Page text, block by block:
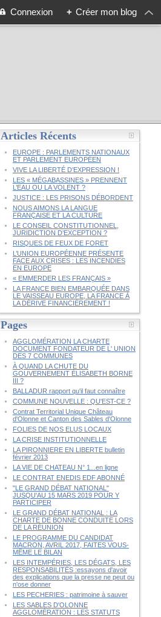
Connexion + Créer mon blog
Articles Récents
EUROPE : PARLEMENTS NATIONAUX
ET PARLEMENT EUROPÉEN
VIVE LA LIBERTÉ D’EXPRESSION !
LES « MÉGABASSINES » PRENNENT
L’EAU OU LA VOLENT ?
JUSTICE : LES PRISONS DÉBORDENT
NOUS AIMONS LA LANGUE
FRANÇAISE ET LA CULTURE
LE CONSEIL CONSTITUTIONNEL,
JURIDICTION D’EXCEPTION ?
RISQUES DE FEUX DE FORET
L’UNION EUROPÉENNE PRÉSENTE
FACE AUX CRISES : LES INCENDIES
EN EUROPE
« EMMERDER LES FRANÇAIS »
LA FRANCE BIEN EMBARQUÉE DANS
LE VAISSEAU EUROPE, LA FRANCE À
LA DÉRIVE FINANCIÈREMENT !
Pages
AGGLOMÉRATION LA CHARTE
DOCUMENT FONDATEUR DE L' UNION
DES 7 COMMUNES
À QUAND LA CHUTE DU
GOUVERNEMENT ÉLISABETH BORNE
III ?
BALLADUR rapport qu'il faut connaître
COMMUNE NOUVELLE : QU'EST-CE ?
Contrat Territorial Unique Château
d'Olonne et Canton des Sables d'Olonne
FOLIES DE NOS ELUS LOCAUX
LA CRISE INSTITUTIONNELLE
LA PIRONNIERE EN LIBERTE bulletin
février 2013
LA VIE DE CHATEAU N° 1...en ligne
LE CONTRAT ENEDIS EDF ABONNÉ
"LE GRAND DÉBAT NATIONAL"
JUSQU'AU 15 MARS 2019 POUR Y
PARTICIPER
LE GRAND DÉBAT NATIONAL : LA
CHARTE DE BONNE CONDUITE LORS
DE LA RÉUNION
LE PROGRAMME DU CANDIDAT
MACRON, AVRIL 2017, FAITES VOUS-
MÊME LE BILAN
LES INTEMPÉRIES, LES DÉGATS, LES
RESPONSABILITÉS :essayons d'avoir
des explications que la presse ne peut ou
n'ose donner
LES PECHERIES : patrimoine à sauver
LES SABLES D'OLONNE
AGGLOMÉRATION : LES STATUTS